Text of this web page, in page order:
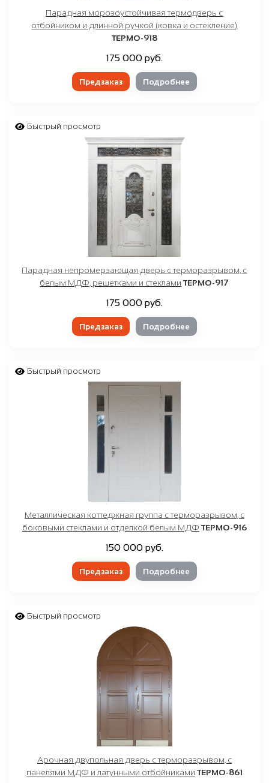
Парадная морозоустойчивая термодверь с
отбойником и длинной ручкой (ковка и остекление)
ТЕРМО-918
175 000 руб.
Предзаказ Подробнее
Быстрый просмотр
Парадная непромерзающая дверь с терморазрывом, с
белым МДФ, решетками и стеклами ТЕРМО-917
175 000 руб.
Предзаказ Подробнее
Быстрый просмотр
Металлическая коттеджная группа с терморазрывом, с
боковыми стеклами и отделкой белым МДФ ТЕРМО-916
150 000 руб.
Предзаказ Подробнее
Быстрый просмотр
Арочная двупольная дверь с терморазрывом, с
панелями МДФ и латунными отбойниками ТЕРМО-861